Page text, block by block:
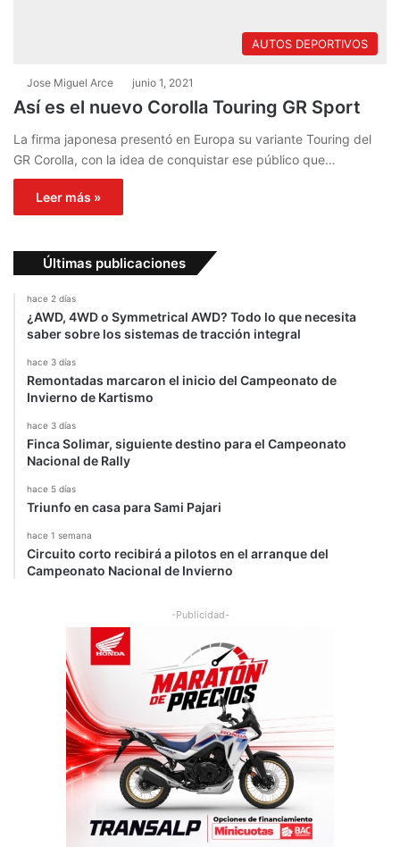
AUTOS DEPORTIVOS
Jose Miguel Arce junio 1, 2021
Así es el nuevo Corolla Touring GR Sport
La firma japonesa presentó en Europa su variante Touring del
GR Corolla, con la idea de conquistar ese público que…
Leer más »
Últimas publicaciones
hace 2 días
¿AWD, 4WD o Symmetrical AWD? Todo lo que necesita
saber sobre los sistemas de tracción integral
hace 3 días
Remontadas marcaron el inicio del Campeonato de
Invierno de Kartismo
hace 3 días
Finca Solimar, siguiente destino para el Campeonato
Nacional de Rally
hace 5 días
Triunfo en casa para Sami Pajari
hace 1 semana
Circuito corto recibirá a pilotos en el arranque del
Campeonato Nacional de Invierno
-Publicidad-